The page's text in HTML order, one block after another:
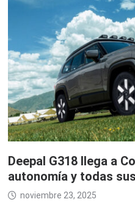
Deepal G318 llega a
autonomía y todas
noviembre 23, 2025